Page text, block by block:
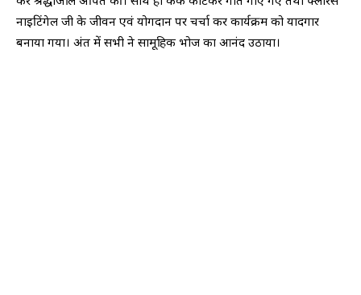
नाइटिंगेल जी के जीवन एवं योगदान पर चर्चा कर कार्यक्रम को यादगार
बनाया गया। अंत में सभी ने सामूहिक भोज का आनंद उठाया।